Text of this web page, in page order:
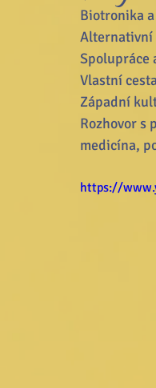
Biotronika
Alternativní
Spolupráce
Vlastní
Západní
Rozhovor s
medicína,
https://